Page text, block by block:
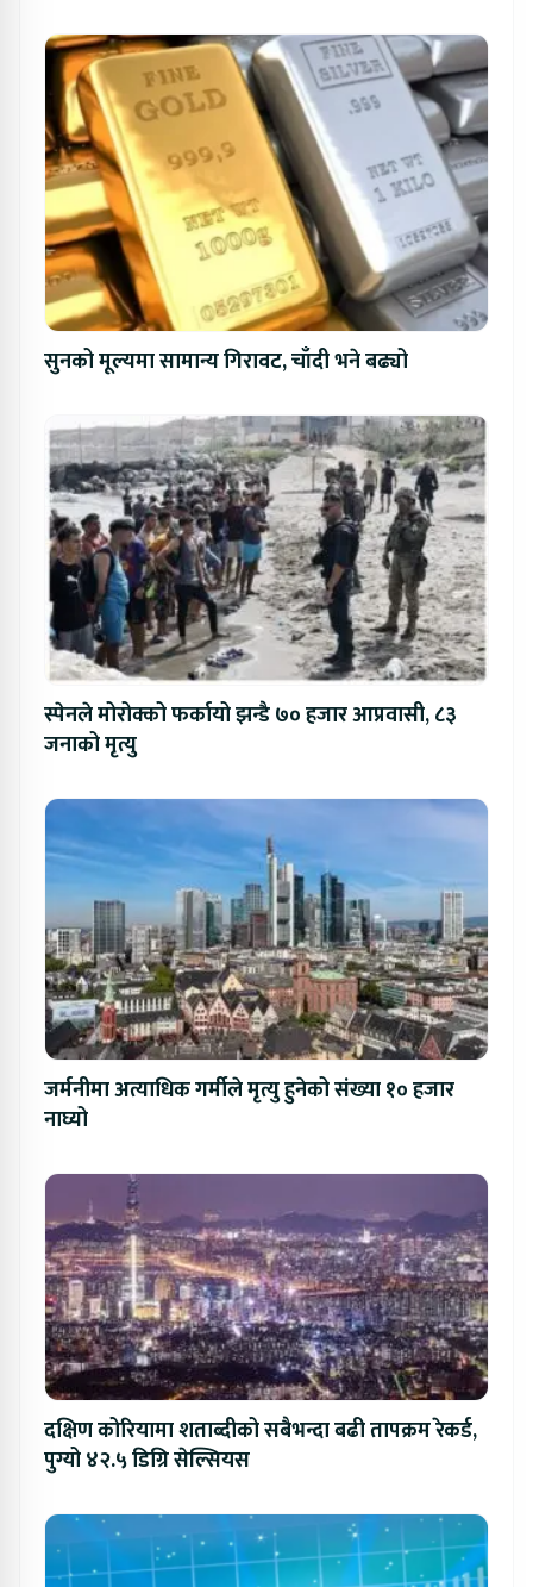
सुनको मूल्यमा सामान्य गिरावट, चाँदी भने बढ्यो
स्पेनले मोरोक्को फर्कायो झन्डै ७० हजार आप्रवासी, ८३
जनाको मृत्यु
जर्मनीमा अत्याधिक गर्मीले मृत्यु हुनेको संख्या १० हजार
नाघ्यो
दक्षिण कोरियामा शताब्दीको सबैभन्दा बढी तापक्रम रेकर्ड,
पुग्यो ४२.५ डिग्रि सेल्सियस